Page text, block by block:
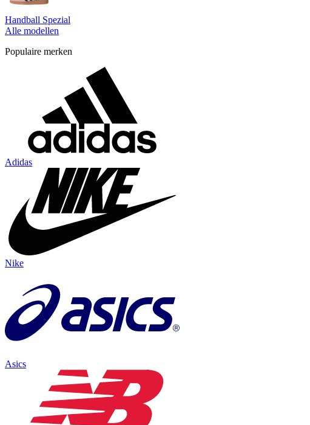
Handball Spezial
Alle modellen
Populaire merken
Adidas
Nike
Asics